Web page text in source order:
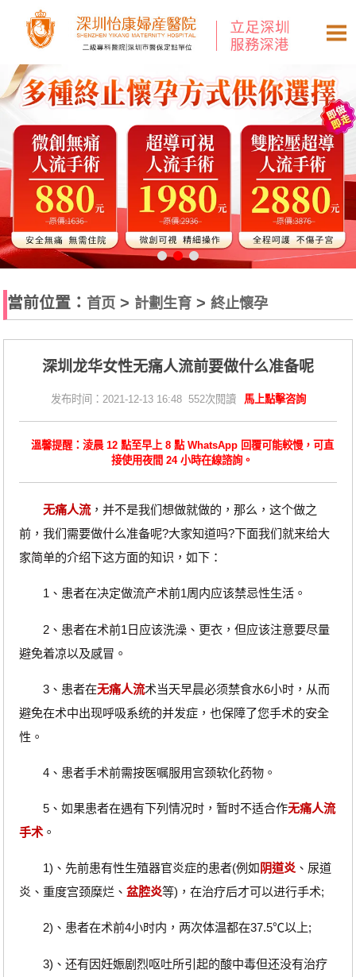
當前位置： 首页 > 計劃生育 >終止懷孕
深圳龙华女性无痛人流前要做什么准备呢
发布时间：2021-12-13 16:48 552次閱讀 馬上點擊咨詢
溫馨提醒：淩晨 12 點至早上 8 點 WhatsApp 回覆可能較慢，可直
接使用夜間 24 小時在線諮詢。
无痛人流，并不是我们想做就做的，那么，这个做之
前，我们需要做什么准备呢?大家知道吗?下面我们就来给大
家简单的介绍下这方面的知识，如下：
1、患者在决定做流产术前1周内应该禁忌性生活。
2、患者在术前1日应该洗澡、更衣，但应该注意要尽量
避免着凉以及感冒。
3、患者在无痛人流术当天早晨必须禁食水6小时，从而
避免在术中出现呼吸系统的并发症，也保障了您手术的安全
性。
4、患者手术前需按医嘱服用宫颈软化药物。
5、如果患者在遇有下列情况时，暂时不适合作无痛人流
手术。
1)、先前患有性生殖器官炎症的患者(例如 阴道炎、尿道
炎、重度宫颈糜烂、 盆腔炎等)，在治疗后才可以进行手术;
2)、患者在术前4小时内，两次体温都在37.5℃以上;
3)、还有因妊娠剧烈呕吐所引起的酸中毒但还没有治疗